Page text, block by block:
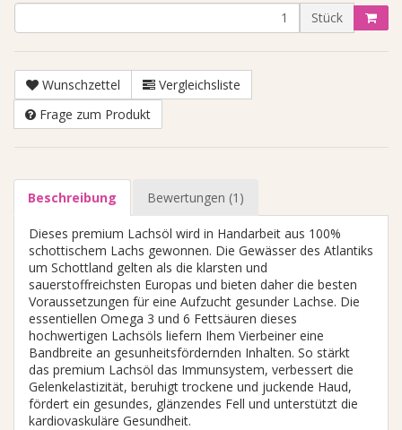
Stück
Wunschzettel
Vergleichsliste
Frage zum Produkt
Beschreibung Bewertungen (1)
Dieses premium Lachsöl wird in Handarbeit aus 100%
schottischem Lachs gewonnen. Die Gewässer des Atlantiks
um Schottland gelten als die klarsten und
sauerstoffreichsten Europas und bieten daher die besten
Voraussetzungen für eine Aufzucht gesunder Lachse. Die
essentiellen Omega 3 und 6 Fettsäuren dieses
hochwertigen Lachsöls liefern Ihem Vierbeiner eine
Bandbreite an gesunheitsfördernden Inhalten. So stärkt
das premium Lachsöl das Immunsystem, verbessert die
Gelenkelastizität, beruhigt trockene und juckende Haud,
fördert ein gesundes, glänzendes Fell und unterstützt die
kardiovaskuläre Gesundheit.